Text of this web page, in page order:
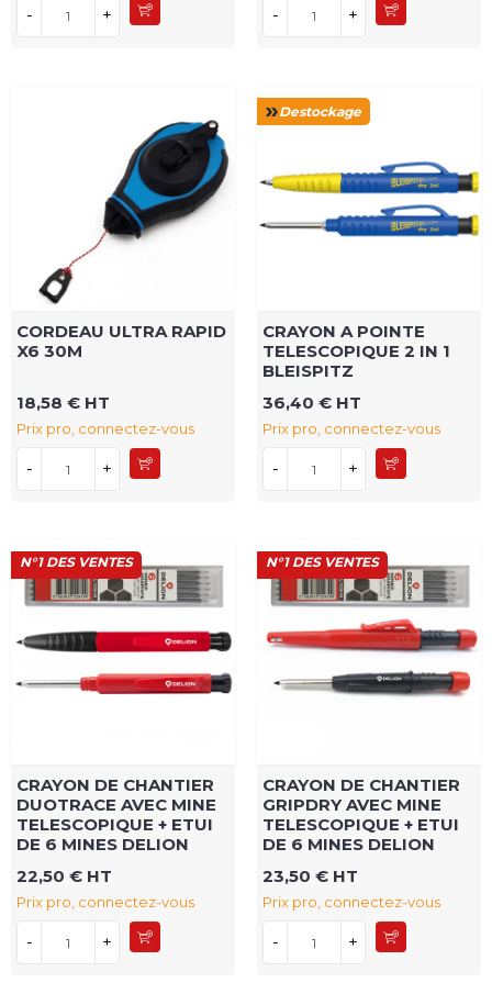
- + - +
CORDEAU ULTRA RAPID
X6 30M
18,58 € HT
Prix pro, connectez-vous
- +
Destockage
CRAYON A POINTE
TELESCOPIQUE 2 IN 1
BLEISPITZ
36,40 € HT
Prix pro, connectez-vous
- +
N°1 DES VENTES
CRAYON DE CHANTIER
DUOTRACE AVEC MINE
TELESCOPIQUE + ETUI
DE 6 MINES DELION
22,50 € HT
Prix pro, connectez-vous
- +
N°1 DES VENTES
CRAYON DE CHANTIER
GRIPDRY AVEC MINE
TELESCOPIQUE + ETUI
DE 6 MINES DELION
23,50 € HT
Prix pro, connectez-vous
- +